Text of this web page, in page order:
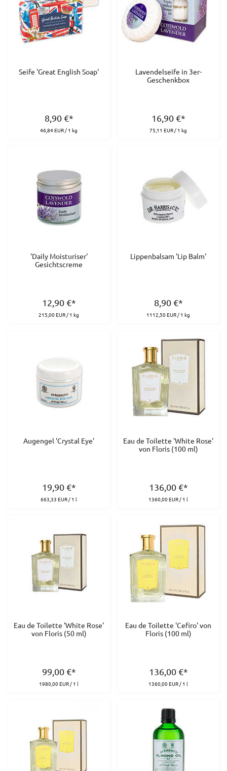
Seife 'Great English Soap'
8,90€*
46,84 EUR / 1 kg
Lavendelseife in 3er-
Geschenkbox
16,90€*
75,11 EUR / 1 kg
'Daily Moisturiser'
Gesichtscreme
12,90€*
215,00 EUR / 1 kg
Lippenbalsam 'Lip Balm'
8,90€*
1112,50 EUR / 1 kg
Augengel 'Crystal Eye'
19,90€*
663,33 EUR / 1 l
Eau de Toilette 'White Rose'
von Floris (100 ml)
136,00€*
1360,00 EUR / 1 l
Eau de Toilette 'White Rose'
von Floris (50 ml)
99,00€*
1980,00 EUR / 1 l
Eau de Toilette 'Cefiro' von
Floris (100 ml)
136,00€*
1360,00 EUR / 1 l